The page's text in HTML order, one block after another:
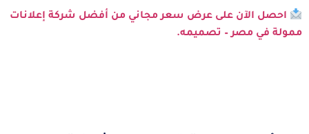
احصل الآن على عرض سعر مجاني من أفضل شركة إعلانات
ممولة في مصر – تصميمه.